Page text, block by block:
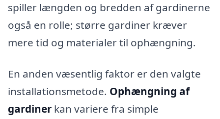
spiller længden og bredden af gardinerne
også en rolle; større gardiner kræver
mere tid og materialer til ophængning.
En anden væsentlig faktor er den valgte
installationsmetode. Ophængning af
gardiner kan variere fra simple